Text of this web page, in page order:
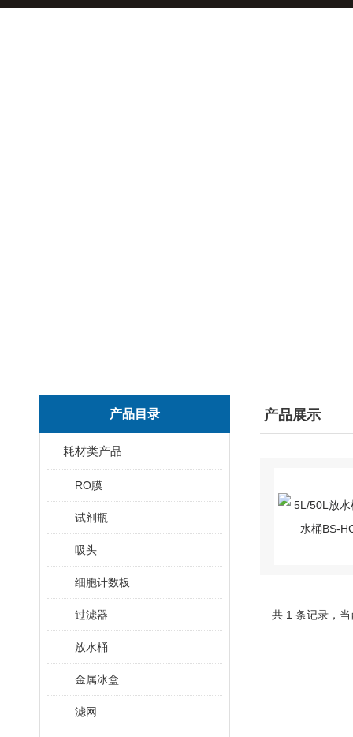
产品目录
耗材类产品
RO膜
试剂瓶
吸头
细胞计数板
过滤器
放水桶
金属冰盒
滤网
产品展示
共 1 条记录，